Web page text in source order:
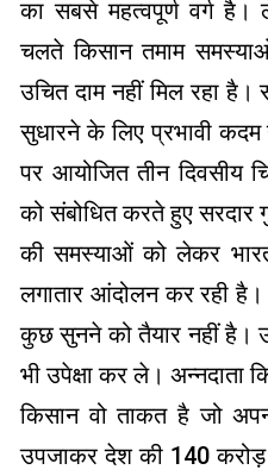
का सबसे महत्वपूर्ण वर्ग
चलते किसान तमाम
उचित दाम नहीं मिल रहा है।
सुधारने के लिए प्रभावी
पर आयोजित तीन दिवसीय
को संबोधित करते हुए सरदार
की समस्याओं को लेकर
लगातार आंदोलन कर रही
कुछ सुनने को तैयार नहीं है।
भी उपेक्षा कर ले। अन्नदाता
किसान वो ताकत है जो
उपजाकर देश की 140